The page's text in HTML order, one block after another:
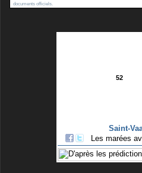
documents officiels.